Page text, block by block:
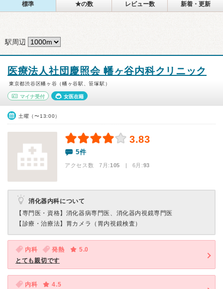
標準 ★の数 レビュー数 新着・更新
駅周辺
医療法人社団慶照会 幡ヶ谷内科クリニック
東京都渋谷区幡ヶ谷（幡ヶ谷駅、笹塚駅）
マイナ受付 女医在籍
土曜（〜13:00）
3.83
5件
アクセス数 7月:105 | 6月:93
消化器内科について
【専門医・資格】 消化器病専門医、消化器内視鏡専門医
【診療・治療法】 胃カメラ（胃内視鏡検査）
内科 発熱
5.0
とても親切です
内科
4.5